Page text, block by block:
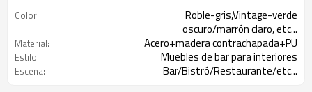
Color:
Roble-gris,Vintage-verde
oscuro/marrón claro, etc...
Material: Acero+madera contrachapada+PU
Estilo: Muebles de bar para interiores
Escena: Bar/Bistró/Restaurante/etc...